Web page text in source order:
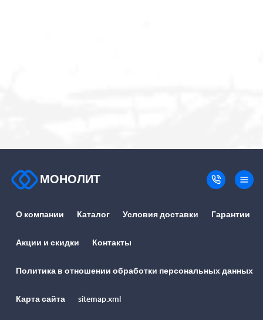
МОНОЛИТ
О компании Каталог Условия доставки Гарантии
Акции и скидки Контакты
Политика в отношении обработки персональных данных
Карта сайта sitemap.xml